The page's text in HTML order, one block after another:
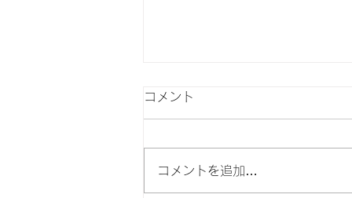
コメント
コメントを追加…